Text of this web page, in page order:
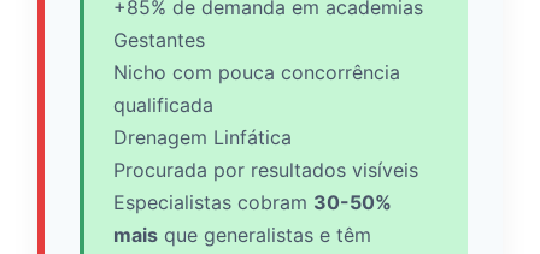
+85% de demanda em academias
Gestantes
Nicho com pouca concorrência
qualificada
Drenagem Linfática
Procurada por resultados visíveis
Especialistas cobram 30-50%
maisque generalistas e têm